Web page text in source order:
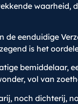
waarheid,
de eenduidige
is het
bemiddelaar,
vol van
noch dichterij,